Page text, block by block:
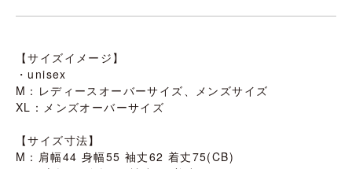
【サイズイメージ】
・unisex
M：レディースオーバーサイズ、メンズサイズ
XL：メンズオーバーサイズ
【サイズ寸法】
M：肩幅44 身幅55 袖丈62 着丈75(CB)